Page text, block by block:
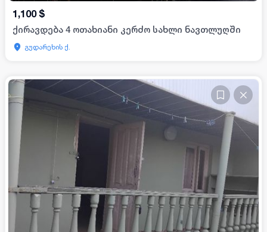
1,100 $
ქირავდება 4 ოთახიანი კერძო სახლი ნავთლუღში
გუდარეხის ქ.